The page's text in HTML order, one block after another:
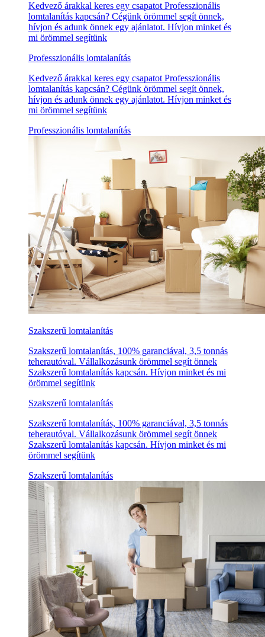
Kedvező árakkal keres egy csapatot Professzionális
lomtalanítás kapcsán? Cégünk örömmel segít önnek,
hívjon és adunk önnek egy ajánlatot. Hívjon minket és
mi örömmel segítünk
Professzionális lomtalanítás
Kedvező árakkal keres egy csapatot Professzionális
lomtalanítás kapcsán? Cégünk örömmel segít önnek,
hívjon és adunk önnek egy ajánlatot. Hívjon minket és
mi örömmel segítünk
Professzionális lomtalanítás
Szakszerű lomtalanítás
Szakszerű lomtalanítás, 100% garanciával, 3,5 tonnás
teherautóval. Vállalkozásunk örömmel segít önnek
Szakszerű lomtalanítás kapcsán. Hívjon minket és mi
örömmel segítünk
Szakszerű lomtalanítás
Szakszerű lomtalanítás, 100% garanciával, 3,5 tonnás
teherautóval. Vállalkozásunk örömmel segít önnek
Szakszerű lomtalanítás kapcsán. Hívjon minket és mi
örömmel segítünk
Szakszerű lomtalanítás